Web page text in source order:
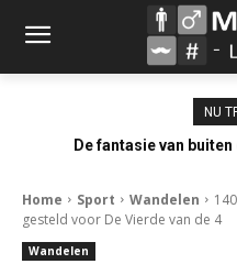
NU
De fantasie van
Home Sport Wandelen
gesteld voor De Vierde van de 4
Wandelen